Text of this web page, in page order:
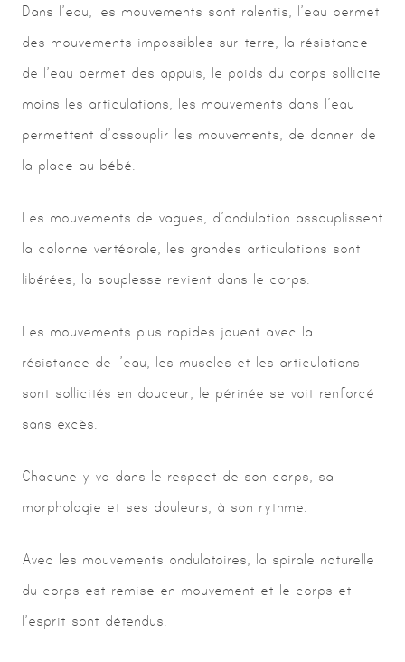
Dans l’eau, les mouvements sont ralentis, l’eau permet
des mouvements impossibles sur terre, la résistance
de l’eau permet des appuis, le poids du corps sollicite
moins les articulations, les mouvements dans l’eau
permettent d’assouplir les mouvements, de donner de
la place au bébé.
Les mouvements de vagues, d’ondulation assouplissent
la colonne vertébrale, les grandes articulations sont
libérées, la souplesse revient dans le corps.
Les mouvements plus rapides jouent avec la
résistance de l’eau, les muscles et les articulations
sont sollicités en douceur, le périnée se voit renforcé
sans excès.
Chacune y va dans le respect de son corps, sa
morphologie et ses douleurs, à son rythme.
Avec les mouvements ondulatoires, la spirale naturelle
du corps est remise en mouvement et le corps et
l’esprit sont détendus.